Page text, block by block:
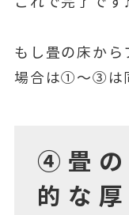
もし畳の床から
場合は①～③は
④畳の
的な